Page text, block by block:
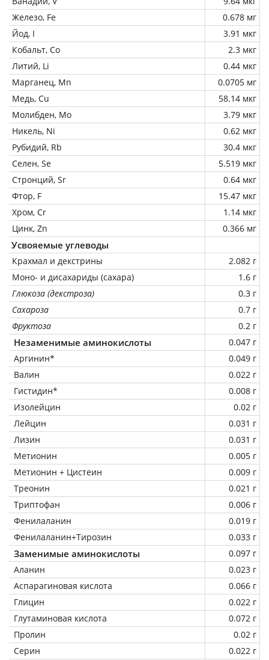
Железо, Fe
0.678 мг
Йод, I
3.91 мкг
Кобальт, Co
2.3 мкг
Литий, Li
0.44 мкг
Марганец, Mn
0.0705 мг
Медь, Cu
58.14 мкг
Молибден, Mo
3.79 мкг
Никель, Ni
0.62 мкг
Рубидий, Rb
30.4 мкг
Селен, Se
5.519 мкг
Стронций, Sr
0.64 мкг
Фтор, F
15.47 мкг
Хром, Cr
1.14 мкг
Цинк, Zn
0.366 мг
Усвояемые углеводы
Крахмал и декстрины
2.082 г
Моно- и дисахариды (сахара)
1.6 г
Глюкоза (декстроза)
0.3 г
Сахароза
0.7 г
Фруктоза
0.2 г
Незаменимые аминокислоты
0.047 г
Аргинин*
0.049 г
Валин
0.022 г
Гистидин*
0.008 г
Изолейцин
0.02 г
Лейцин
0.031 г
Лизин
0.031 г
Метионин
0.005 г
Метионин + Цистеин
0.009 г
Треонин
0.021 г
Триптофан
0.006 г
Фенилаланин
0.019 г
Фенилаланин+Тирозин
0.033 г
Заменимые аминокислоты
0.097 г
Аланин
0.023 г
Аспарагиновая кислота
0.066 г
Глицин
0.022 г
Глутаминовая кислота
0.072 г
Пролин
0.02 г
Серин
0.022 г